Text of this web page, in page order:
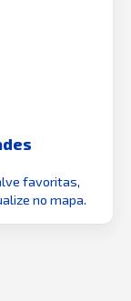
favoritas,
no mapa.